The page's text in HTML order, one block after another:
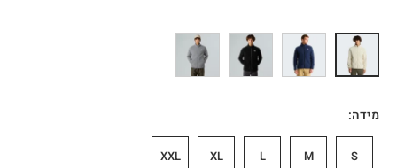
מידה
S
M
L
XL
XXL